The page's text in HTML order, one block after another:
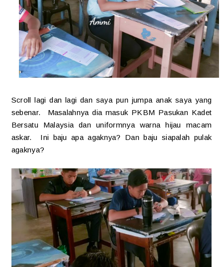
Scroll lagi dan lagi dan saya pun jumpa anak saya yang
sebenar. Masalahnya dia masuk PKBM Pasukan Kadet
Bersatu Malaysia dan uniformnya warna hijau macam
askar. Ini baju apa agaknya? Dan baju siapalah pulak
agaknya?